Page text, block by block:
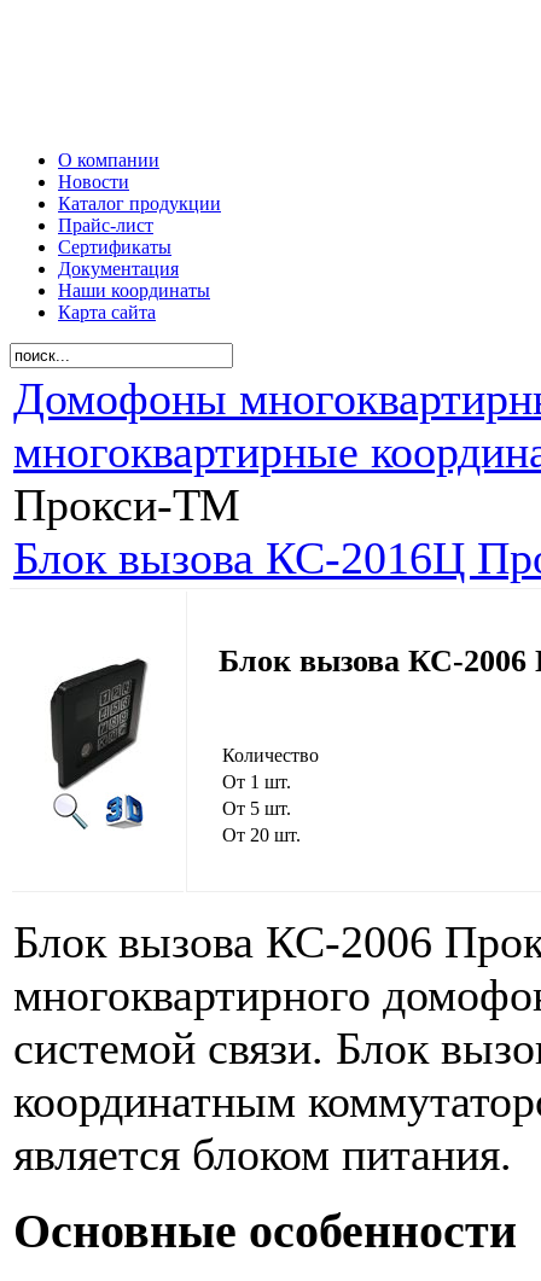
О компании
Новости
Каталог продукции
Прайс-лист
Сертификаты
Документация
Наши координаты
Карта сайта
Домофоны
многоквартирные
Прокси-ТМ
Блок вызова КС-2016Ц
Блок вызова КС-
Количество
От 1 шт.
От 5 шт.
От 20 шт.
Блок вызова КС-2006
многоквартирного
системой связи. Блок
координатным
является блоком питания.
Основные особенности